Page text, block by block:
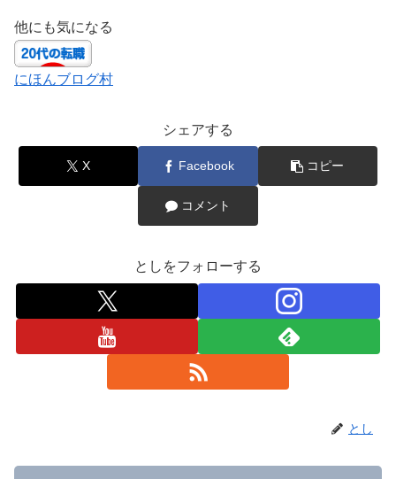
他にも気になる
にほんブログ村
シェアする
X Facebook コピー
コメント
としをフォローする
とし